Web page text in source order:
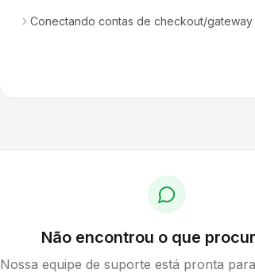
Conectando contas de checkout/gateway
Não encontrou o que
Nossa equipe de suporte está pronta